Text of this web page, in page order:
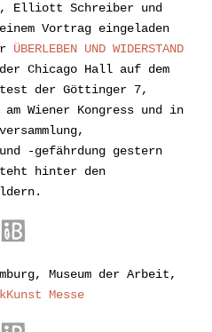
Elliott Schreiber und
Vortrag eingeladen
ÜBERLEBEN UND WIDERSTAND
Chicago Hall auf dem
der Göttinger 7,
am Wiener Kongress und in
-gefährdung gestern
hinter den
Museum der Arbeit,
Messe